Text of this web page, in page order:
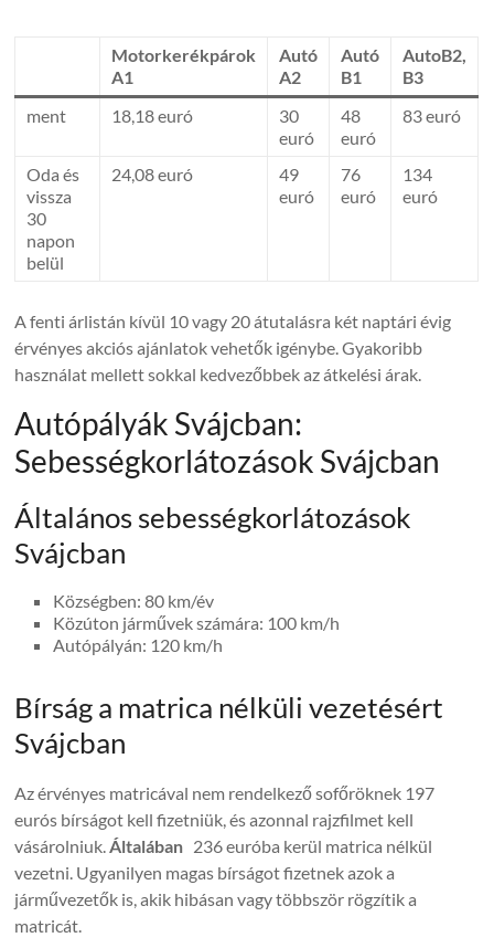
Motorkerékpárok
A1
Autó
A2
Autó
B1
AutoB2,
B3
ment
18,18 euró
30
euró
48
euró
83 euró
Oda és
vissza
30
napon
belül
24,08 euró
49
euró
76
euró
134
euró
A fenti árlistán kívül 10 vagy 20 átutalásra két naptári évig
érvényes akciós ajánlatok vehetők igénybe. Gyakoribb
használat mellett sokkal kedvezőbbek az átkelési árak.
Autópályák Svájcban:
Sebességkorlátozások Svájcban
Általános sebességkorlátozások
Svájcban
Községben: 80 km/év
Közúton járművek számára: 100 km/h
Autópályán: 120 km/h
Bírság a matrica nélküli vezetésért
Svájcban
Az érvényes matricával nem rendelkező sofőröknek 197
eurós bírságot kell fizetniük, és azonnal rajzfilmet kell
vásárolniuk. Általában 236 euróba kerül matrica nélkül
vezetni. Ugyanilyen magas bírságot fizetnek azok a
járművezetők is, akik hibásan vagy többször rögzítik a
matricát.